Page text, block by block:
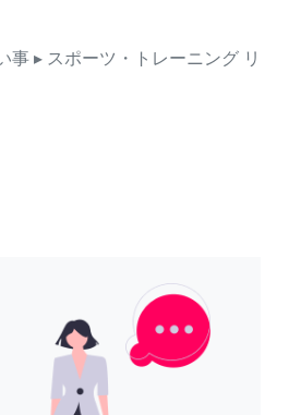
事 ▸ スポーツ・トレーニング リ